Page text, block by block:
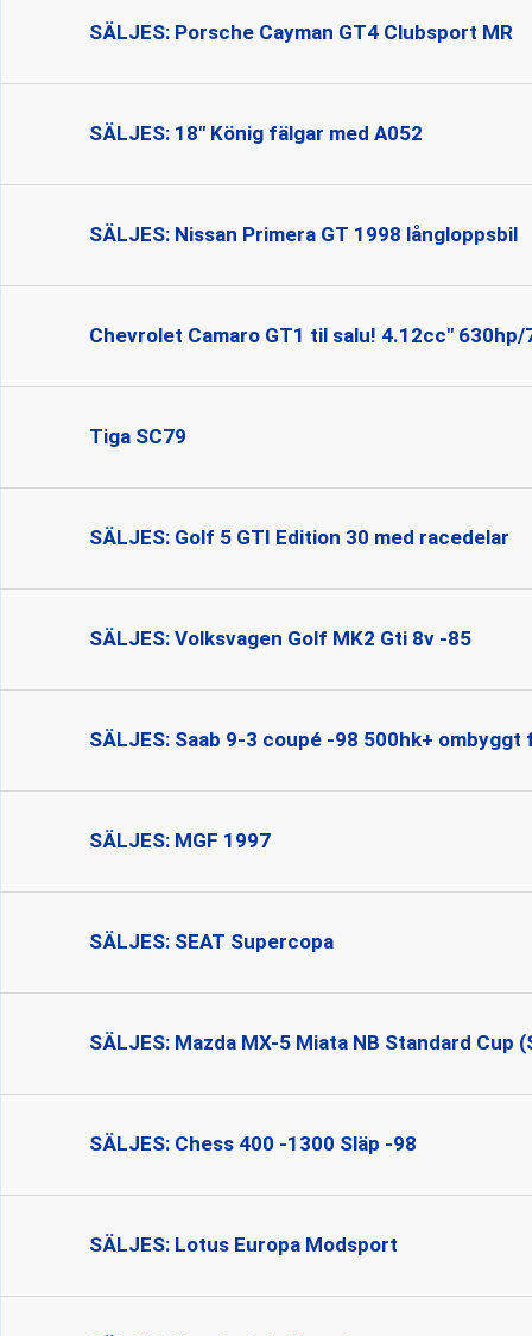
SÄLJES: Porsche Cayman GT4 Clubsport MR
SÄLJES: 18" König fälgar med A052
SÄLJES: Nissan Primera GT 1998 långloppsbil
Chevrolet Camaro GT1 til salu! 4.12cc" 630hp/
Tiga SC79
SÄLJES: Golf 5 GTI Edition 30 med racedelar
SÄLJES: Volksvagen Golf MK2 Gti 8v -85
SÄLJES: Saab 9-3 coupé -98 500hk+
SÄLJES: MGF 1997
SÄLJES: SEAT Supercopa
SÄLJES: Mazda MX-5 Miata NB Standard Cup
SÄLJES: Chess 400 -1300 Släp -98
SÄLJES: Lotus Europa Modsport